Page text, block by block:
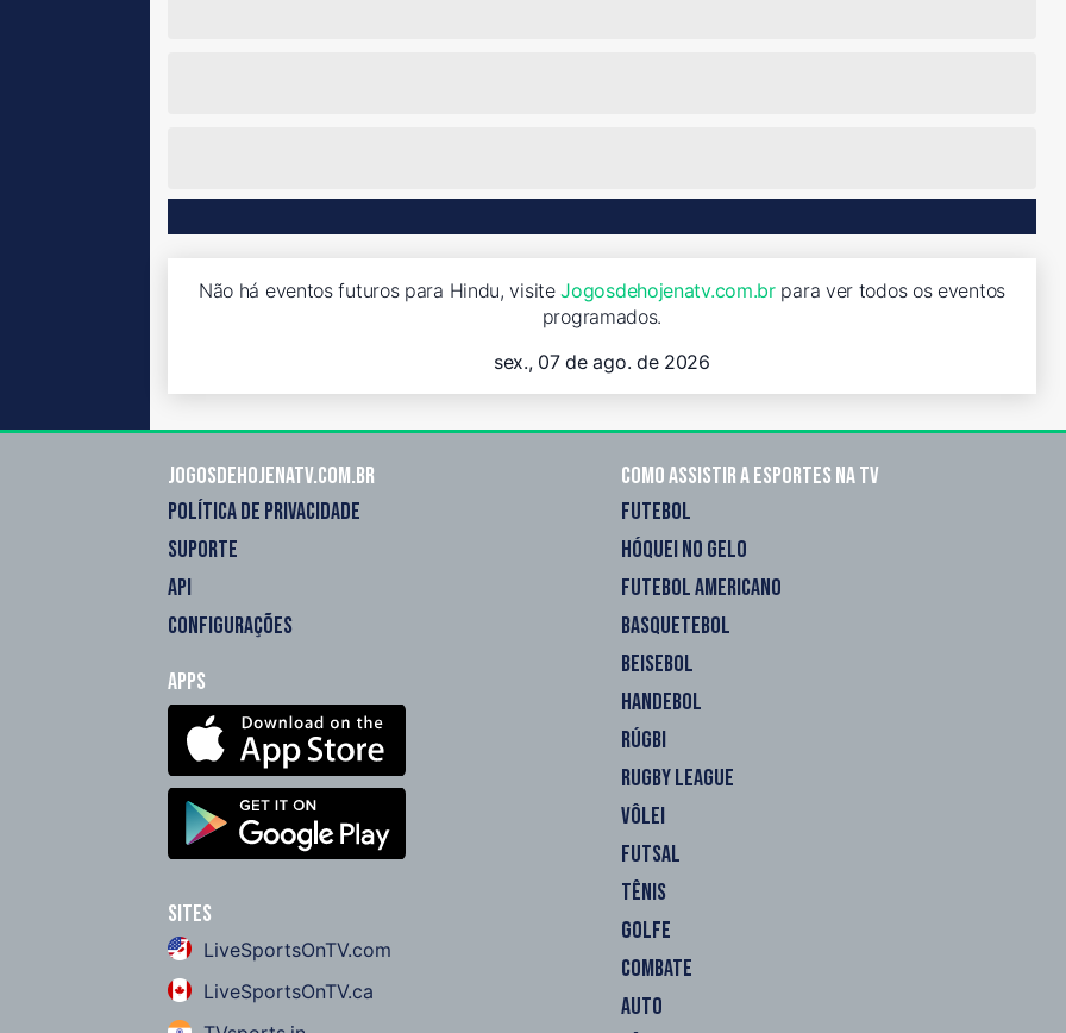
Não há eventos futuros para Hindu, visiteJogosdehojenatv.com.brpara ver todos os eventos
programados.
sex., 07 de ago. de 2026
Jogosdehojenatv.com.br
POLÍTICA DE PRIVACIDADE
SUPORTE
API
CONFIGURAÇÕES
Apps
Sites
LiveSportsOnTV.com
LiveSportsOnTV.ca
Como assistir a esportes na TV
FUTEBOL
HÓQUEI NO GELO
FUTEBOL AMERICANO
BASQUETEBOL
BEISEBOL
HANDEBOL
RÚGBI
RUGBY LEAGUE
VÔLEI
FUTSAL
TÊNIS
GOLFE
COMBATE
AUTO